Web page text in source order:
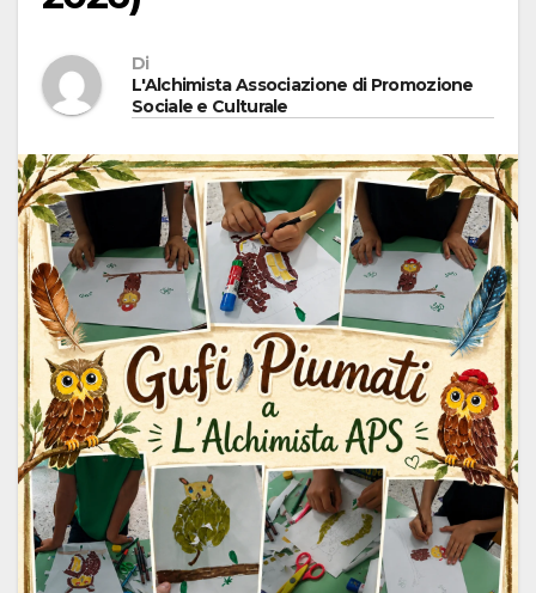
Di
L'Alchimista Associazione di Promozione
Sociale e Culturale